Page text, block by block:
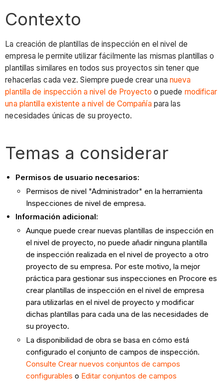
Contexto
La creación de plantillas de inspección en el nivel de
empresa le permite utilizar fácilmente las mismas plantillas o
plantillas similares en todos sus proyectos sin tener que
rehacerlas cada vez. Siempre puede crear una nueva
plantilla de inspección a nivel de Proyecto o puede modificar
una plantilla existente a nivel de Compañíapara las
necesidades únicas de su proyecto.
Temas a considerar
Permisos de usuario necesarios:
Permisos de nivel "Administrador" en la herramienta
Inspecciones de nivel de empresa.
Información adicional:
Aunque puede crear nuevas plantillas de inspección en
el nivel de proyecto, no puede añadir ninguna plantilla
de inspección realizada en el nivel de proyecto a otro
proyecto de su empresa. Por este motivo, la mejor
práctica para gestionar sus inspecciones en Procore es
crear plantillas de inspección en el nivel de empresa
para utilizarlas en el nivel de proyecto y modificar
dichas plantillas para cada una de las necesidades de
su proyecto.
La disponibilidad de obra se basa en cómo está
configurado el conjunto de campos de inspección.
Consulte Crear nuevos conjuntos de campos
configurables o Editar conjuntos de campos